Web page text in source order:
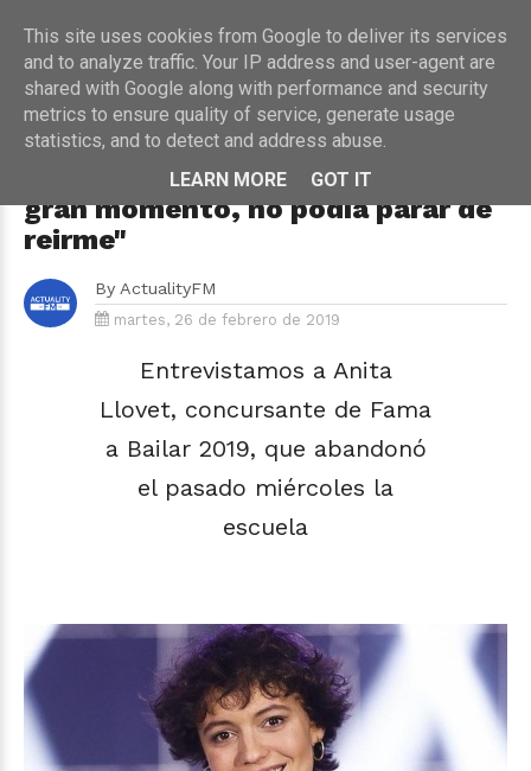
HOME›ENTREVISTA
Entrevista a Anita (Fama a Bailar
2019): "Con Palito todo ha sido un
gran momento, no podía parar de
reirme"
By ActualityFM
martes, 26 de febrero de 2019
Entrevistamos a Anita
Llovet, concursante de Fama
a Bailar 2019, que abandonó
el pasado miércoles la
escuela
This site uses cookies from Google to deliver its services
and to analyze traffic. Your IP address and user-agent are
shared with Google along with performance and security
metrics to ensure quality of service, generate usage
statistics, and to detect and address abuse.
LEARN MORE
GOT IT